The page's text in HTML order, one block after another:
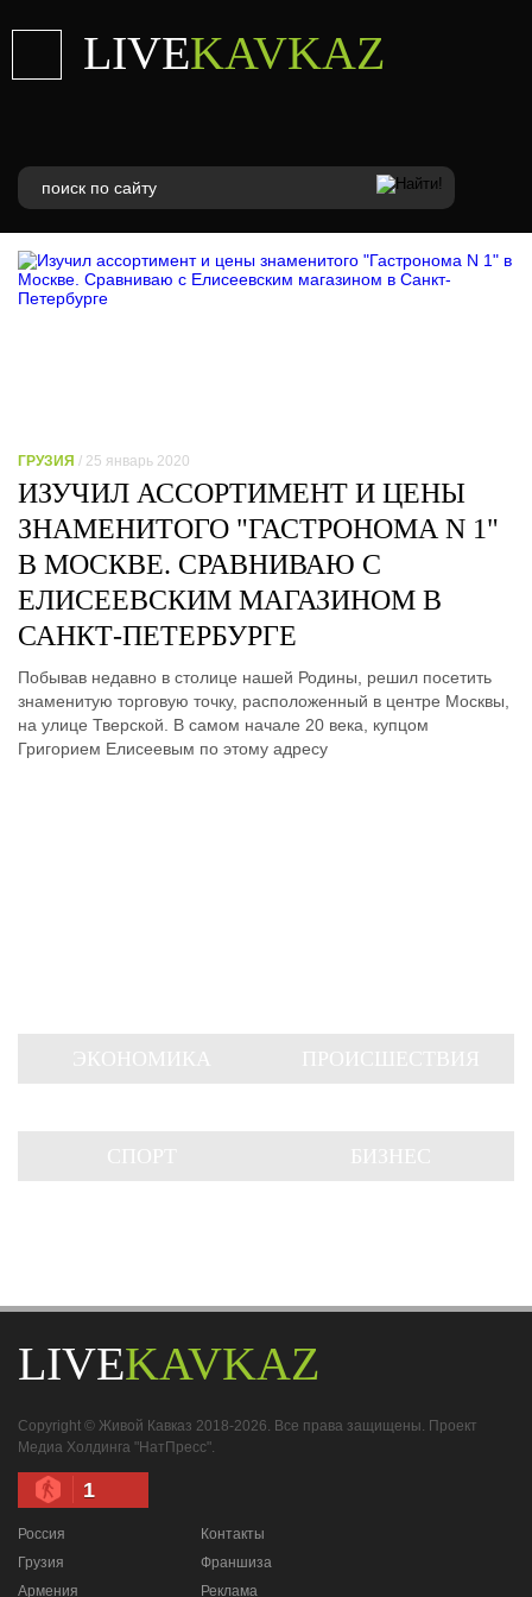
LIVEKAVKAZ
ГРУЗИЯ / 25 январь 2020
ИЗУЧИЛ АССОРТИМЕНТ И ЦЕНЫ
ЗНАМЕНИТОГО "ГАСТРОНОМА N 1"
В МОСКВЕ. СРАВНИВАЮ С
ЕЛИСЕЕВСКИМ МАГАЗИНОМ В
САНКТ-ПЕТЕРБУРГЕ
Побывав недавно в столице нашей Родины, решил посетить
знаменитую торговую точку, расположенный в центре Москвы,
на улице Тверской. В самом начале 20 века, купцом
Григорием Елисеевым по этому адресу
LIVEKAVKAZ
Copyright © Живой Кавказ 2018-2026. Все права защищены. Проект
Медиа Холдинга "НатПресс".
1
Россия
Грузия
Армения
Контакты
Франшиза
Реклама